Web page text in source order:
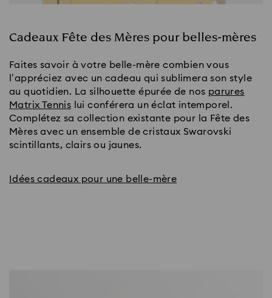
Cadeaux Fête des Mères pour belles-mères
Faites savoir à votre belle-mère combien vous
l’appréciez avec un cadeau qui sublimera son style
au quotidien. La silhouette épurée de nos parures
Matrix Tennis lui conférera un éclat intemporel.
Complétez sa collection existante pour la Fête des
Mères avec un ensemble de cristaux Swarovski
scintillants, clairs ou jaunes.
Idées cadeaux pour une belle-mère